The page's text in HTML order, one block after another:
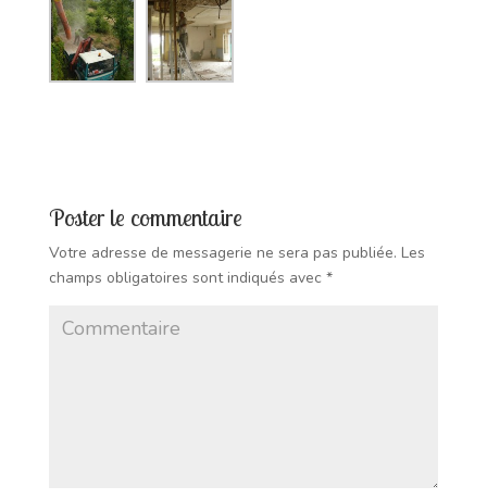
Poster le commentaire
Votre adresse de messagerie ne sera pas publiée. Les
champs obligatoires sont indiqués avec *